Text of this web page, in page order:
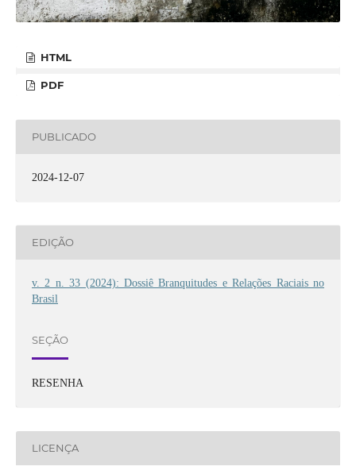
HTML
PDF
PUBLICADO
2024-12-07
EDIÇÃO
v. 2 n. 33 (2024): Dossiê Branquitudes e Relações Raciais no
Brasil
SEÇÃO
RESENHA
LICENÇA